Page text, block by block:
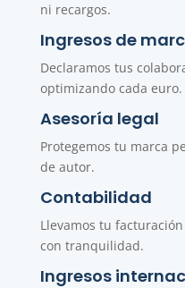
ni recargos.
Ingresos de
Declaramos tus
optimizando cada euro.
Asesoría legal
Protegemos tu marca
de autor.
Contabilidad
Llevamos tu
con tranquilidad.
Ingresos